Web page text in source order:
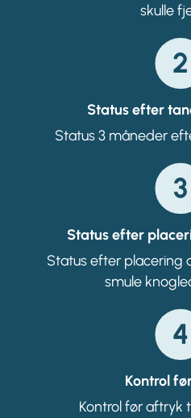
skulle
2
Status efter
Status 3 måneder
3
Status efter
Status efter placering
smule
4
Kontrol
Kontrol før aftryk